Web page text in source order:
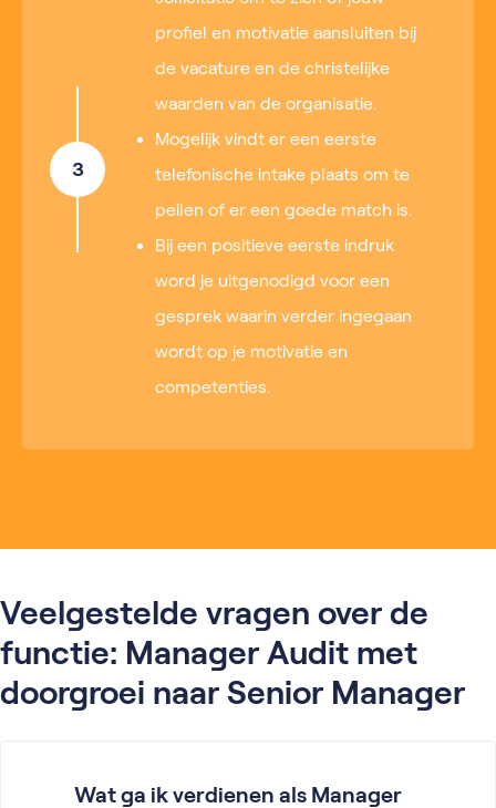
3
profiel en motivatie aansluiten bij
de vacature en de christelijke
waarden van de organisatie.
Mogelijk vindt er een eerste
telefonische intake plaats om te
peilen of er een goede match is.
Bij een positieve eerste indruk
word je uitgenodigd voor een
gesprek waarin verder ingegaan
wordt op je motivatie en
competenties.
Veelgestelde vragen over de
functie: Manager Audit met
doorgroei naar Senior Manager
Wat ga ik verdienen als Manager